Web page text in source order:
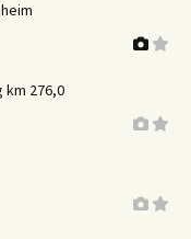
km 276,0